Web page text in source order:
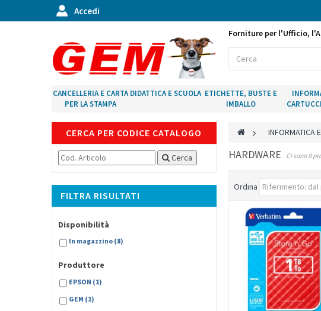
Accedi
Forniture per l'Ufficio,
CANCELLERIA E CARTA
PER LA STAMPA
DIDATTICA E SCUOLA ETICHETTE, BUSTE E
IMBALLO
CERCA PER CODICE CATALOGO
Cerca
FILTRA RISULTATI
Disponibilità
In magazzino (8)
Produttore
EPSON (1)
GEM (1)
> INFORMATICA
HARDWARE Ci sono 8
Ordina